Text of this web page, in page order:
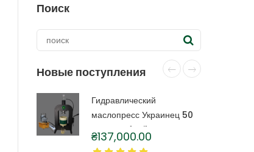
Поиск
Новые поступления
Гидравлический
маслопресс Украинец 50
тонн CraftOil с
капролоновой бочкой 6
₴137,000.00